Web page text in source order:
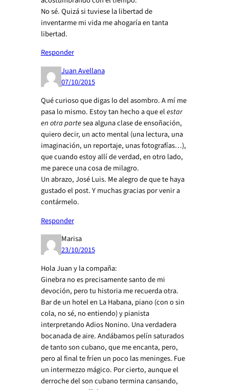
No sé. Quizá si tuviese la libertad de
inventarme mi vida me ahogaría en tanta
libertad.
Responder
Juan Avellana
07/10/2015
Qué curioso que digas lo del asombro. A mí me
pasa lo mismo. Estoy tan hecho a que elestar
en otra partesea alguna clase de ensoñación,
quiero decir, un acto mental (una lectura, una
imaginación, un reportaje, unas fotografías…),
que cuando estoy allí de verdad, en otro lado,
me parece una cosa de milagro.
Un abrazo, José Luis. Me alegro de que te haya
gustado el post. Y muchas gracias por venir a
contármelo.
Responder
Marisa
23/10/2015
Hola Juan y la compaña:
Ginebra no es precisamente santo de mi
devoción, pero tu historia me recuerda otra.
Bar de un hotel en La Habana, piano (con o sin
cola, no sé, no entiendo) y pianista
interpretando Adios Nonino. Una verdadera
bocanada de aire. Andábamos pelín saturados
de tanto son cubano, que me encanta, pero,
pero al final te fríen un poco las meninges. Fue
un intermezzo mágico. Por cierto, aunque el
derroche del son cubano termina cansando,